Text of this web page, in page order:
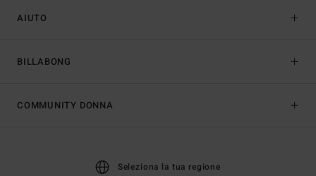
AIUTO
BILLABONG
COMMUNITY DONNA
Seleziona la tua regione